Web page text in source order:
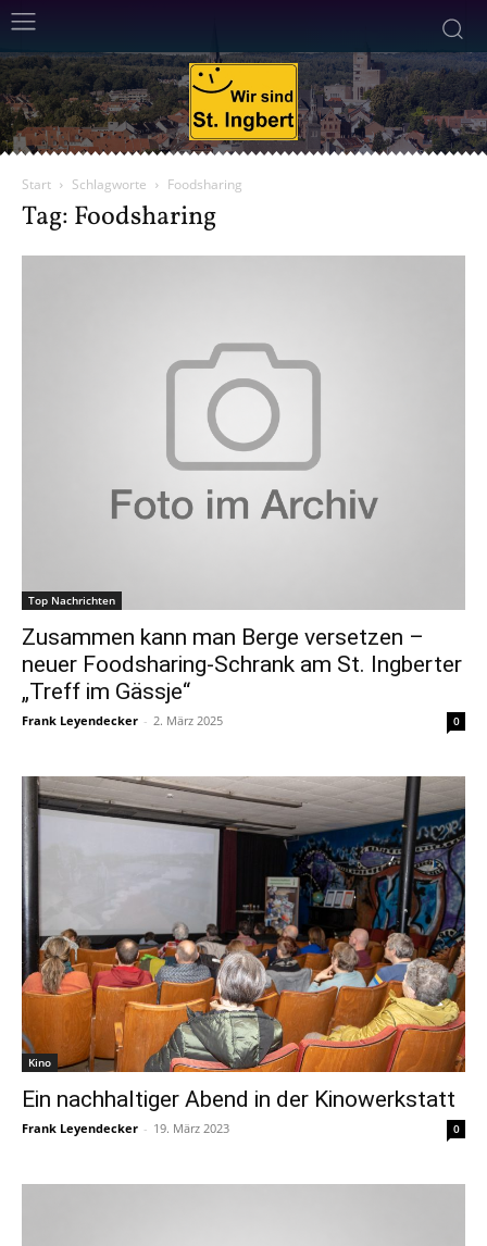
Start Schlagworte Foodsharing
Tag: Foodsharing
Top Nachrichten
Zusammen kann man Berge versetzen –
neuer Foodsharing-Schrank am St. Ingberter
„Treff im Gässje“
Frank Leyendecker - 2. März 2025 0
Kino
Ein nachhaltiger Abend in der Kinowerkstatt
Frank Leyendecker - 19. März 2023 0